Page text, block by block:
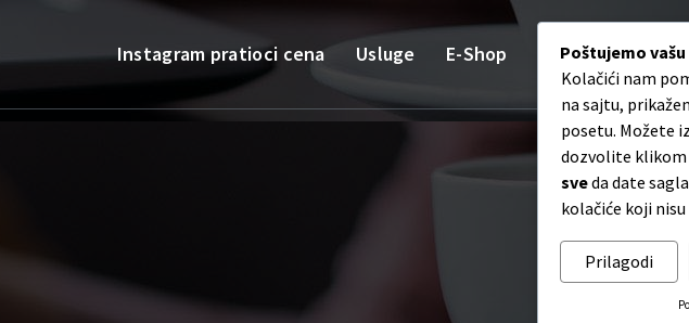
Instagram pratioci cena Usluge E-Shop O nama Blog
Poštujemo
Kolačići nam
na sajtu,
posetu. Možete
dozvolite klikom
sveda date
kolačiće koji
Prilagodi